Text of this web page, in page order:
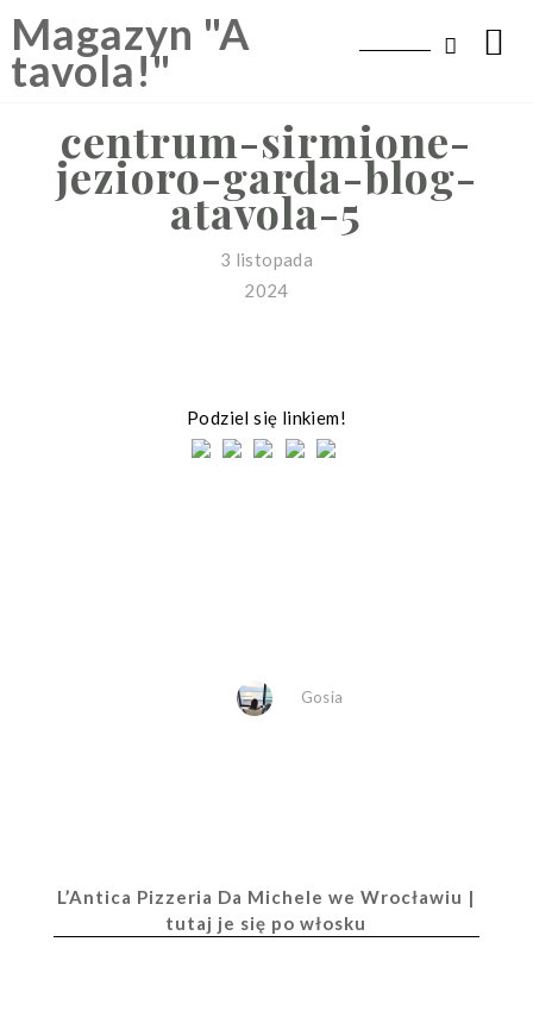
Skip
to
content
Magazyn "A
tavola!"
centrum-sirmione-
jezioro-garda-blog-
atavola-5
3 listopada
2024
Podziel się linkiem!
Gosia
L’Antica Pizzeria Da Michele we Wrocławiu |
tutaj je się po włosku